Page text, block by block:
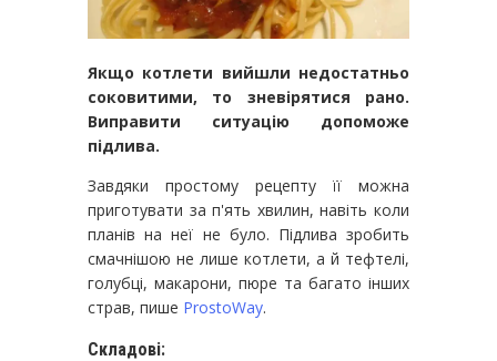
Якщо котлети вийшли недостатньо
соковитими, то зневірятися рано.
Виправити ситуацію допоможе
підлива.
Завдяки простому рецепту її можна
приготувати за п'ять хвилин, навіть коли
планів на неї не було. Підлива зробить
смачнішою не лише котлети, а й тефтелі,
голубці, макарони, пюре та багато інших
страв, пише ProstoWay.
Складові: